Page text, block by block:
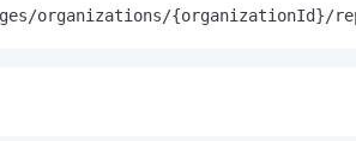
organizations/{organizationId}/